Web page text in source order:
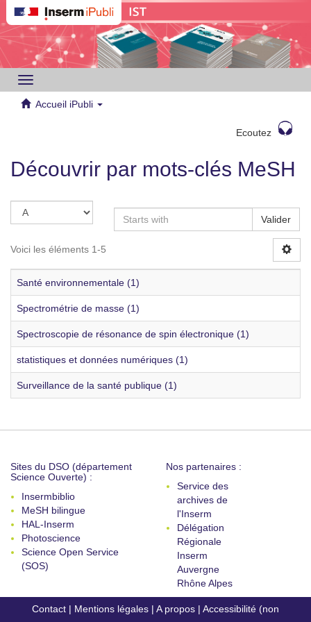
Toggle
navigation
Accueil iPubli
Ecoutez
Découvrir par mots-clés MeSH
Valider
Voici les éléments 1-5
Santé environnementale (1)
Spectrométrie de masse (1)
Spectroscopie de résonance de spin électronique (1)
statistiques et données numériques (1)
Surveillance de la santé publique (1)
Sites du DSO (département
Science Ouverte) :
Insermbiblio
MeSH bilingue
HAL-Inserm
Photoscience
Science Open Service
(SOS)
Nos partenaires :
Service des
archives de
l'Inserm
Délégation
Régionale
Inserm
Auvergne
Rhône Alpes
Contact | Mentions légales | A propos | Accessibilité (non